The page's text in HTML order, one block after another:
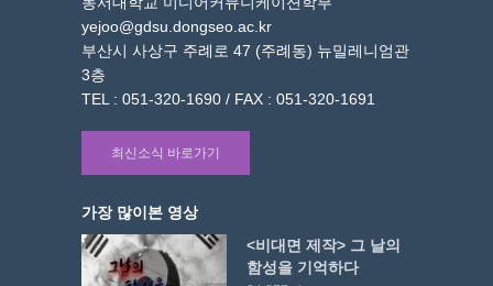
yejoo@gdsu.dongseo.ac.kr
부산시 사상구 주례로 47 (주례동) 뉴밀레니엄관
3층
TEL : 051-320-1690 / FAX : 051-320-1691
최신소식 바로가기
가장 많이본 영상
<비대면 제작> 그 날의
함성을 기억하다